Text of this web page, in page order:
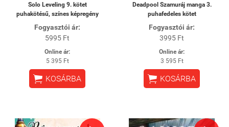
Solo Leveling 9. kötet
puhakötésű, színes képregény
Fogyasztói ár:
5995 Ft
Online ár:
5 395 Ft
 KOSÁRBA
Deadpool Szamuráj manga 3.
puhafedeles kötet
Fogyasztói ár:
3995 Ft
Online ár:
3 595 Ft
 KOSÁRBA